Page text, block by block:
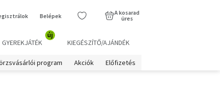
Belépek
A kosarad
üres
GYEREKJÁTÉK
új
KIEGÉSZÍTŐ/AJÁNDÉK
program Akciók Előfizetés